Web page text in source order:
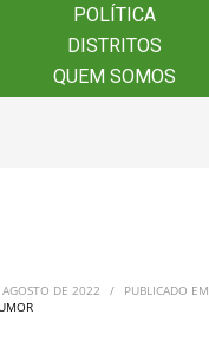
POLÍTICA
DISTRITOS
QUEM SOMOS
POLÍTICA
DISTRITOS
QUEM SOMOS
AGOSTO DE 2022 / PUBLICADO EM